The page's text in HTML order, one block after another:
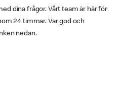
dina frågor. Vårt team är här för
24 timmar. Var god och
nedan.